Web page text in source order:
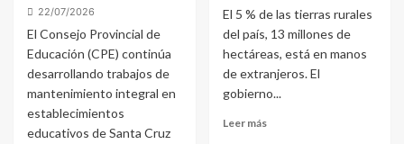
22/07/2026
El Consejo Provincial de
Educación (CPE) continúa
desarrollando trabajos de
mantenimiento integral en
establecimientos
educativos de Santa Cruz
El 5 % de las tierras rurales
del país, 13 millones de
hectáreas, está en manos
de extranjeros. El
gobierno...
Leer más